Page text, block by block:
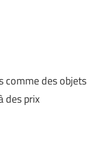
comme des objets
des prix